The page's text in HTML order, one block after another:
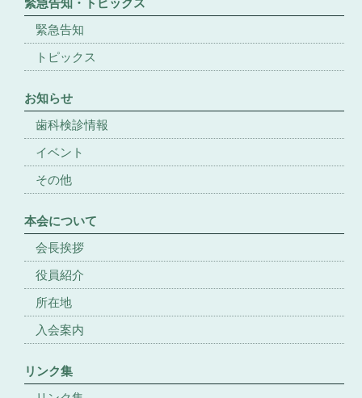
緊急告知
トピックス
お知らせ
歯科検診情報
イベント
その他
本会について
会長挨拶
役員紹介
所在地
入会案内
リンク集